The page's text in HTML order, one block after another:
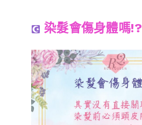
染髮會傷身體嗎!?